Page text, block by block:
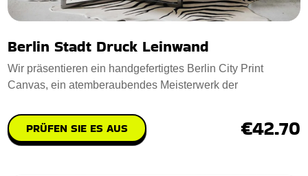
Berlin Stadt Druck Leinwand
Wir präsentieren ein handgefertigtes Berlin City Print
Canvas, ein atemberaubendes Meisterwerk der
PRÜFEN SIE ES AUS €42.70